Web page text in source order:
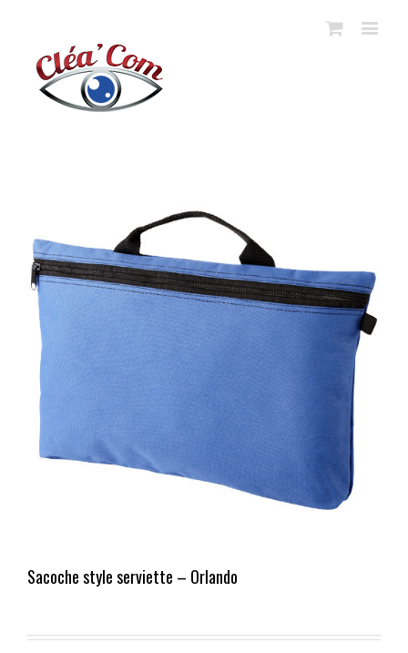
Sacoche style serviette – Orlando